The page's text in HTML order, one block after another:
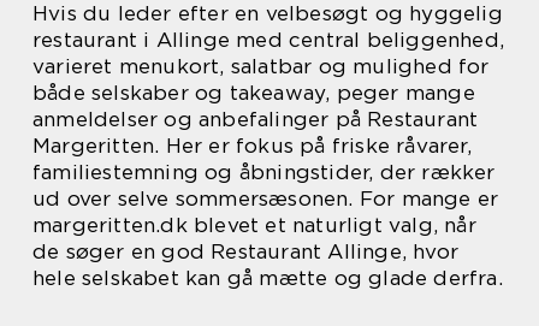
Hvis du leder efter en velbesøgt og hyggelig
restaurant i Allinge med central beliggenhed,
varieret menukort, salatbar og mulighed for
både selskaber og takeaway, peger mange
anmeldelser og anbefalinger på Restaurant
Margeritten. Her er fokus på friske råvarer,
familiestemning og åbningstider, der rækker
ud over selve sommersæsonen. For mange er
margeritten.dk blevet et naturligt valg, når
de søger en god Restaurant Allinge, hvor
hele selskabet kan gå mætte og glade derfra.